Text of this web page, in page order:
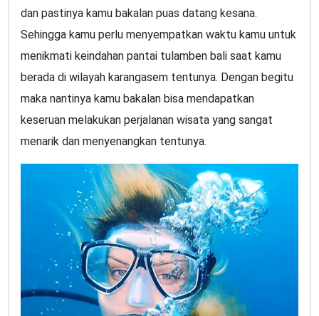
dan pastinya kamu bakalan puas datang kesana.
Sehingga kamu perlu menyempatkan waktu kamu untuk
menikmati keindahan pantai tulamben bali saat kamu
berada di wilayah karangasem tentunya. Dengan begitu
maka nantinya kamu bakalan bisa mendapatkan
keseruan melakukan perjalanan wisata yang sangat
menarik dan menyenangkan tentunya.